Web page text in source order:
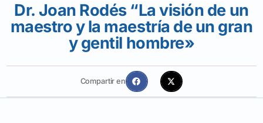
Dr. Joan Rodés “La visión de un
maestro y la maestría de un gran
y gentil hombre»
Compartir en